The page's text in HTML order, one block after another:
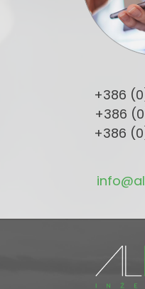
+386
+386
+386